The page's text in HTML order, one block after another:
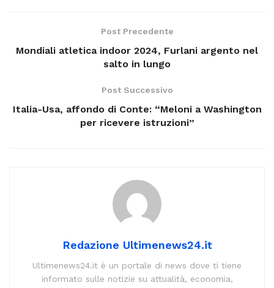
Post Precedente
Mondiali atletica indoor 2024, Furlani argento nel
salto in lungo
Post Successivo
Italia-Usa, affondo di Conte: “Meloni a Washington
per ricevere istruzioni”
Redazione Ultimenews24.it
Ultimenews24.it è un portale di news dove ti tiene
informato sulle notizie su attualità, economia,